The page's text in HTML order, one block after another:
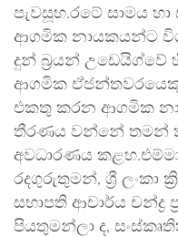
පැවසූහ.රටේ සාමය හා
ආගමික නායකයන්ට
දුන් බ්‍රයන් උඩෙයිග්වේ
ආගමික ඒජන්තවරයෙකු
එකතු කරන ආගමික
තීරණය වන්නේ තමන්
අවධාරණය
රදගුරුතුමන්, ශ්‍රී ලංකා
සභාපති ආචාර්ය චන්ද්‍ර
පියතුමන්ලා ද,